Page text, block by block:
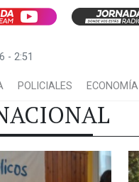
- 2:51
POLICIALES ECONOMÍA